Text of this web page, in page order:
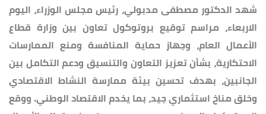
شهد الدكتور مصطفى مدبولي، رئيس مجلس الوزراء، اليوم
الاربعاء، مراسم توقيع بروتوكول تعاون بين وزارة قطاع
الأعمال العام، وجهاز حماية المنافسة ومنع الممارسات
الاحتكارية، بشأن تعزيز التعاون والتنسيق ودعم التكامل بين
الجانبين، بهدف تحسين بيئة ممارسة النشاط الاقتصادي
وخلق مناخ استثماري جيد، بما يخدم الاقتصاد الوطني. ووقع